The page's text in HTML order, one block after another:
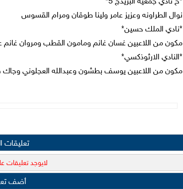
نوال الطراونه وعزيز عامر ولينا طوقان ومرام القسوس
*نادي الملك حسين*
مكون من اللاعبين غسان غانم ومامون القطب ومروان غانم
*النادي الارثوذكسي*
مكون من اللاعبين يوسف بطشون وعبدالله العجلوني وجاك
تعليقات
لايوجد تعليقات
أضف